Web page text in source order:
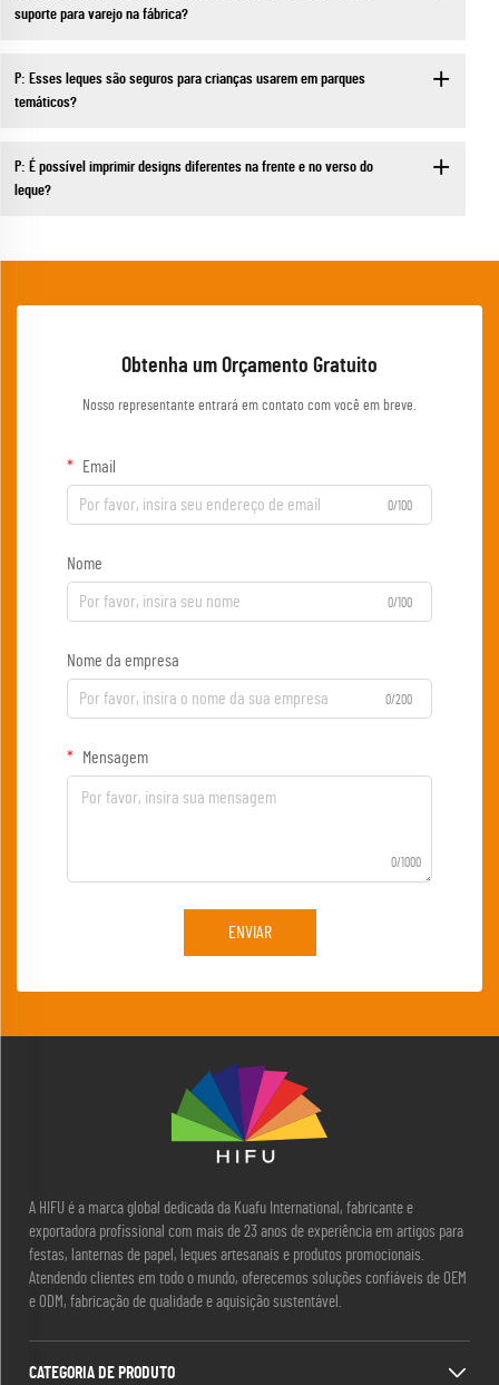
suporte para varejo na fábrica?
P: Esses leques são seguros para crianças usarem em parques
temáticos?
P: É possível imprimir designs diferentes na frente e no verso do
leque?
Obtenha um Orçamento Gratuito
Nosso representante entrará em contato com você em breve.
Email
0/100
Nome
0/100
Nome da empresa
0/200
Mensagem
0/1000
ENVIAR
A HIFU é a marca global dedicada da Kuafu International, fabricante e
exportadora profissional com mais de 23 anos de experiência em artigos para
festas, lanternas de papel, leques artesanais e produtos promocionais.
Atendendo clientes em todo o mundo, oferecemos soluções confiáveis de OEM
e ODM, fabricação de qualidade e aquisição sustentável.
CATEGORIA DE PRODUTO